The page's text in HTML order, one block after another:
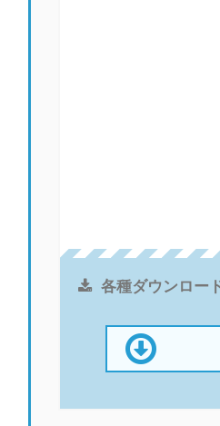
各種ダウンロー